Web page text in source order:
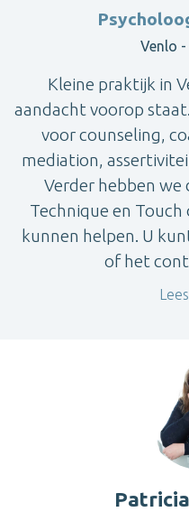
Venlo -
Kleine praktijk in
aandacht voorop
voor counseling,
mediation,
Verder hebben we
Technique en
kunnen helpen. U
of het